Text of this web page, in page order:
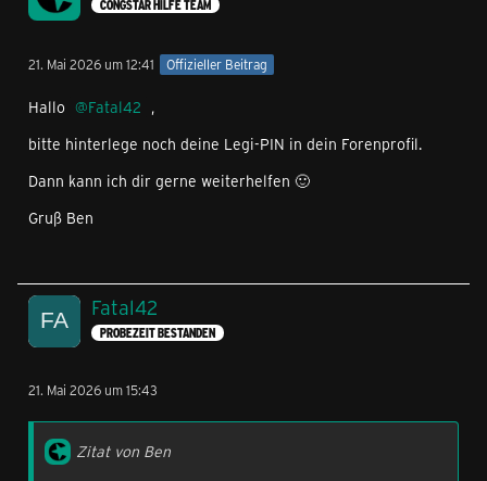
CONGSTAR HILFE TEAM
21. Mai 2026 um 12:41 Offizieller Beitrag
Hallo Fatal42 ,
bitte hinterlege noch deine Legi-PIN in dein Forenprofil.
Dann kann ich dir gerne weiterhelfen 🙂
Gruß Ben
Fatal42
PROBEZEIT BESTANDEN
21. Mai 2026 um 15:43
Zitat von Ben